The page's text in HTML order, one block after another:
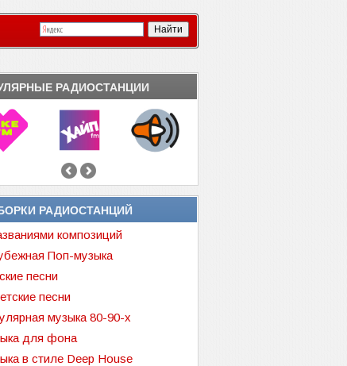
РАДИОСТАНЦИИ
РАДИОСТАНЦИЙ
композиций
Поп-музыка
песни
песни
музыка 80-90-х
для фона
в стиле Deep House